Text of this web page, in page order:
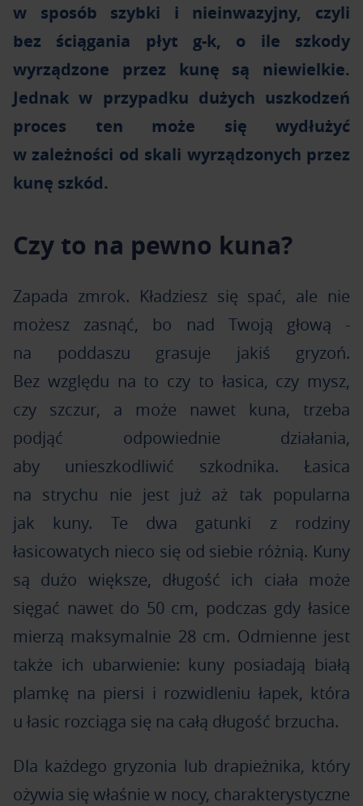
w sposób szybki i nieinwazyjny, czyli
bez ściągania płyt g-k, o ile szkody
wyrządzone przez kunę są niewielkie.
Jednak w przypadku dużych uszkodzeń
proces ten może się wydłużyć
w zależności od skali wyrządzonych przez
kunę szkód.
Czy to na pewno kuna?
Zapada zmrok. Kładziesz się spać, ale nie
możesz zasnąć, bo nad Twoją głową -
na poddaszu grasuje jakiś gryzoń.
Bez względu na to czy to łasica, czy mysz,
czy szczur, a może nawet kuna, trzeba
podjąć odpowiednie działania,
aby unieszkodliwić szkodnika. Łasica
na strychu nie jest już aż tak popularna
jak kuny. Te dwa gatunki z rodziny
łasicowatych nieco się od siebie różnią. Kuny
są dużo większe, długość ich ciała może
sięgać nawet do 50 cm, podczas gdy łasice
mierzą maksymalnie 28 cm. Odmienne jest
także ich ubarwienie: kuny posiadają białą
plamkę na piersi i rozwidleniu łapek, która
u łasic rozciąga się na całą długość brzucha.
Dla każdego gryzonia lub drapieżnika, który
ożywia się właśnie w nocy, charakterystyczne